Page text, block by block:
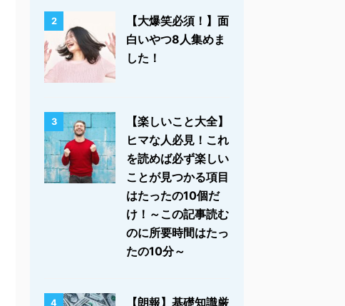
2
【大爆笑必須！】面
白いやつ8人集めま
した！
3
【楽しいこと大全】
ヒマな人必見！これ
を読めば必ず楽しい
ことが見つかる項目
はたったの10個だ
け！～この記事読む
のに所要時間はたっ
たの10分～
4
【朗報】基礎知識厳